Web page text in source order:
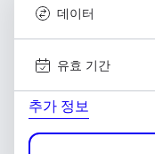
데이터
유효 기간
추가 정보